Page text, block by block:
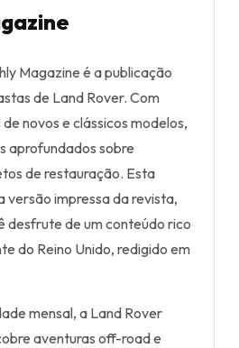
Magazine é a publicação
de Land Rover. Com
novos e clássicos modelos,
aprofundados sobre
de restauração. Esta
versão impressa da revista,
desfrute de um conteúdo rico
do Reino Unido, redigido em
mensal, a Land Rover
aventuras off-road e